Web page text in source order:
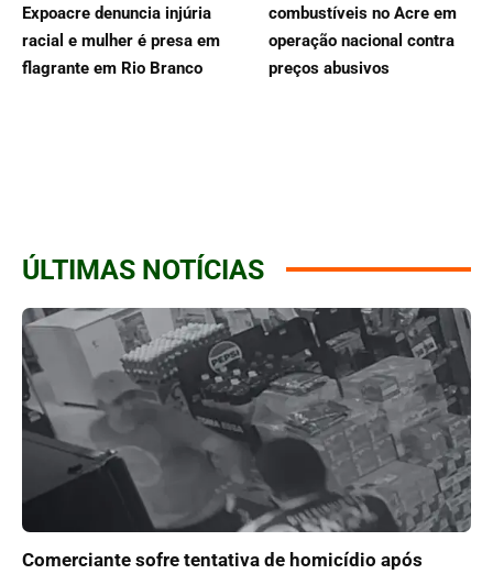
Expoacre denuncia injúria
racial e mulher é presa em
flagrante em Rio Branco
combustíveis no Acre em
operação nacional contra
preços abusivos
ÚLTIMAS NOTÍCIAS
Comerciante sofre tentativa de homicídio após